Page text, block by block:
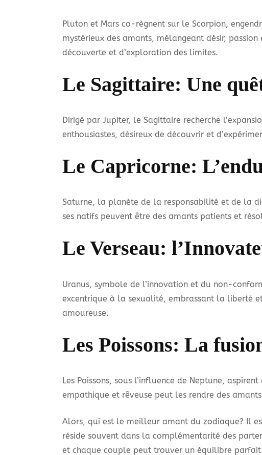
Pluton et Mars co-règnent sur le Scorpion,
mystérieux des amants, mélangeant désir,
découverte et d’exploration des limites.
Le Sagittaire: Une
Dirigé par Jupiter, le Sagittaire recherche
enthousiastes, désireux de découvrir et
Le Capricorne:
Saturne, la planète de la responsabilité et de la
ses natifs peuvent être des amants patients et
Le Verseau:
Uranus, symbole de l’innovation et du non-
excentrique à la sexualité, embrassant la liberté
amoureuse.
Les Poissons: La
Les Poissons, sous l’influence de Neptune,
empathique et rêveuse peut les rendre des
Alors, qui est le meilleur amant du zodiaque? Il
réside souvent dans la complémentarité des
et chaque couple peut trouver un équilibre